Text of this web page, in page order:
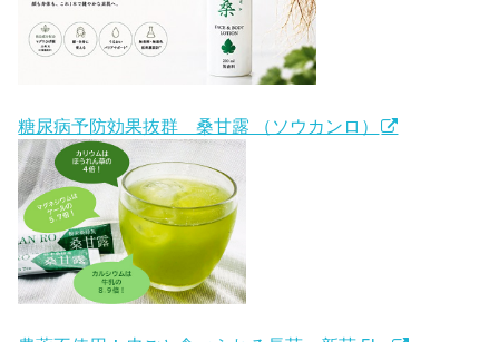
糖尿病予防効果抜群 桑甘露 （ソウカンロ）